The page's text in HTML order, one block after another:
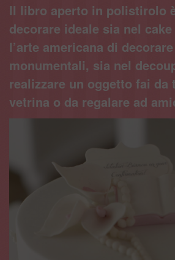
Il libro aperto in polistirolo
decorare ideale sia nel
l’arte americana di
monumentali, sia nel
realizzare un oggetto fai da
vetrina o da regalare ad